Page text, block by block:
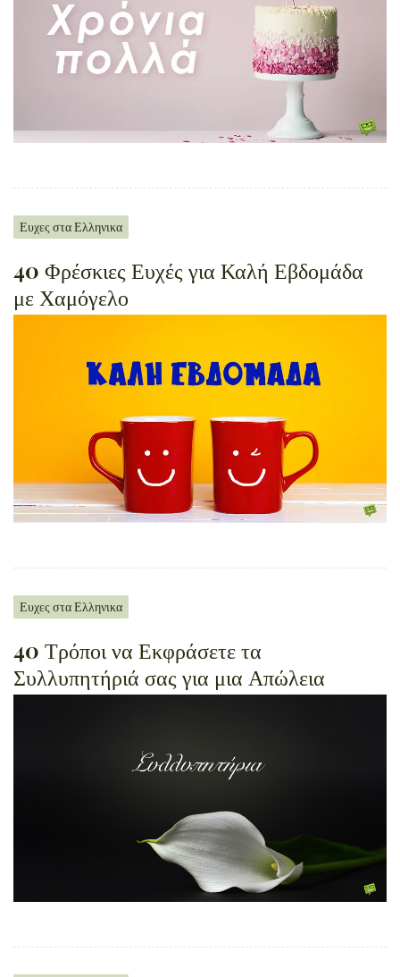
Ευχες στα Ελληνικα
40 Φρέσκιες Ευχές για Καλή Εβδομάδα
με Χαμόγελο
Ευχες στα Ελληνικα
40 Τρόποι να Εκφράσετε τα
Συλλυπητήριά σας για μια Απώλεια